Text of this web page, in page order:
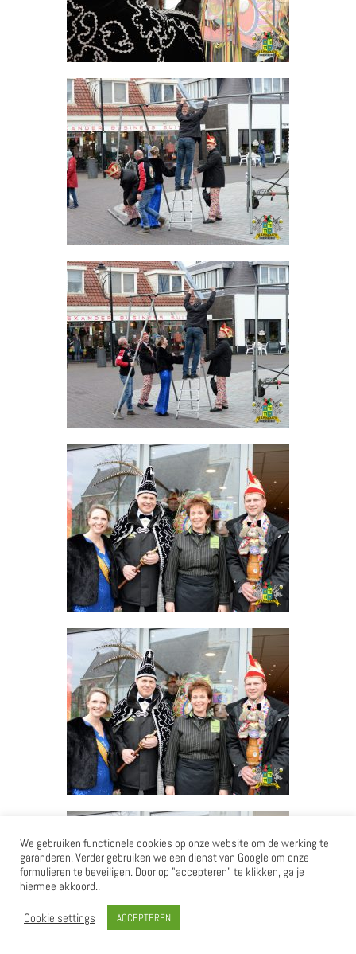
We gebruiken functionele cookies op onze website om de werking te
garanderen. Verder gebruiken we een dienst van Google om onze
formulieren te beveiligen. Door op "accepteren" te klikken, ga je
hiermee akkoord..
Cookie settings ACCEPTEREN